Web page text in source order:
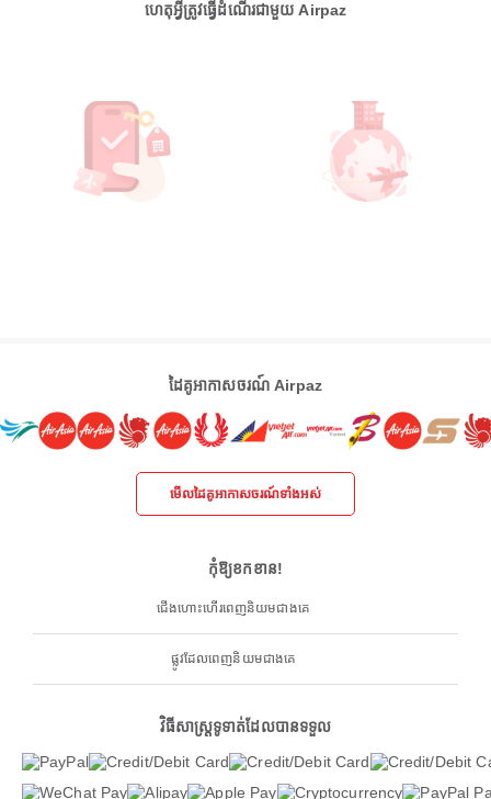
ហេតុអ្វីត្រូវធ្វើដំណើរជាមួយ Airpaz
ដៃគូអាកាសចរណ៍ Airpaz
មើលដៃគូអាកាសចរណ៍ទាំងអស់
កុំឱ្យខកខាន!
ជើងហោះហើរពេញនិយមជាងគេ
ផ្លូវដែលពេញនិយមជាងគេ
វិធីសាស្ត្រទូទាត់ដែលបានទទួល